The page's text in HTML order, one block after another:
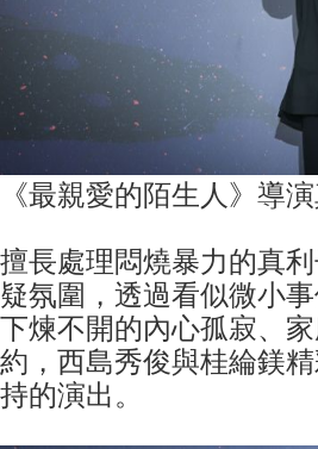
《最親愛的陌生人》導
擅長處理悶燒暴力的真
疑氛圍，透過看似微小
下煉不開的內心孤寂、
約，西島秀俊與桂綸鎂
持的演出。